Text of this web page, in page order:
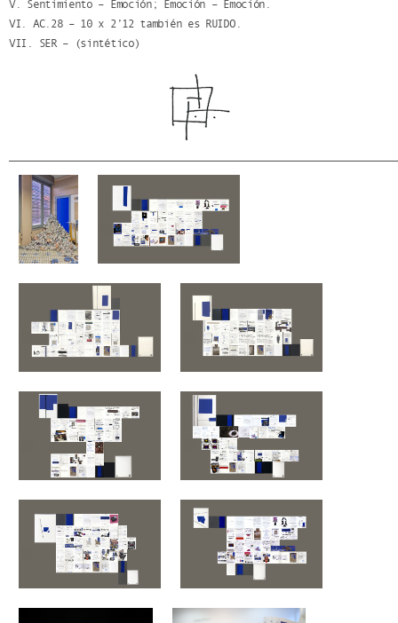
V. Sentimiento – Emoción; Emoción – Emoción.
VI. AC.28 – 10 x 2’12 también es RUIDO.
VII. SER – (sintético)